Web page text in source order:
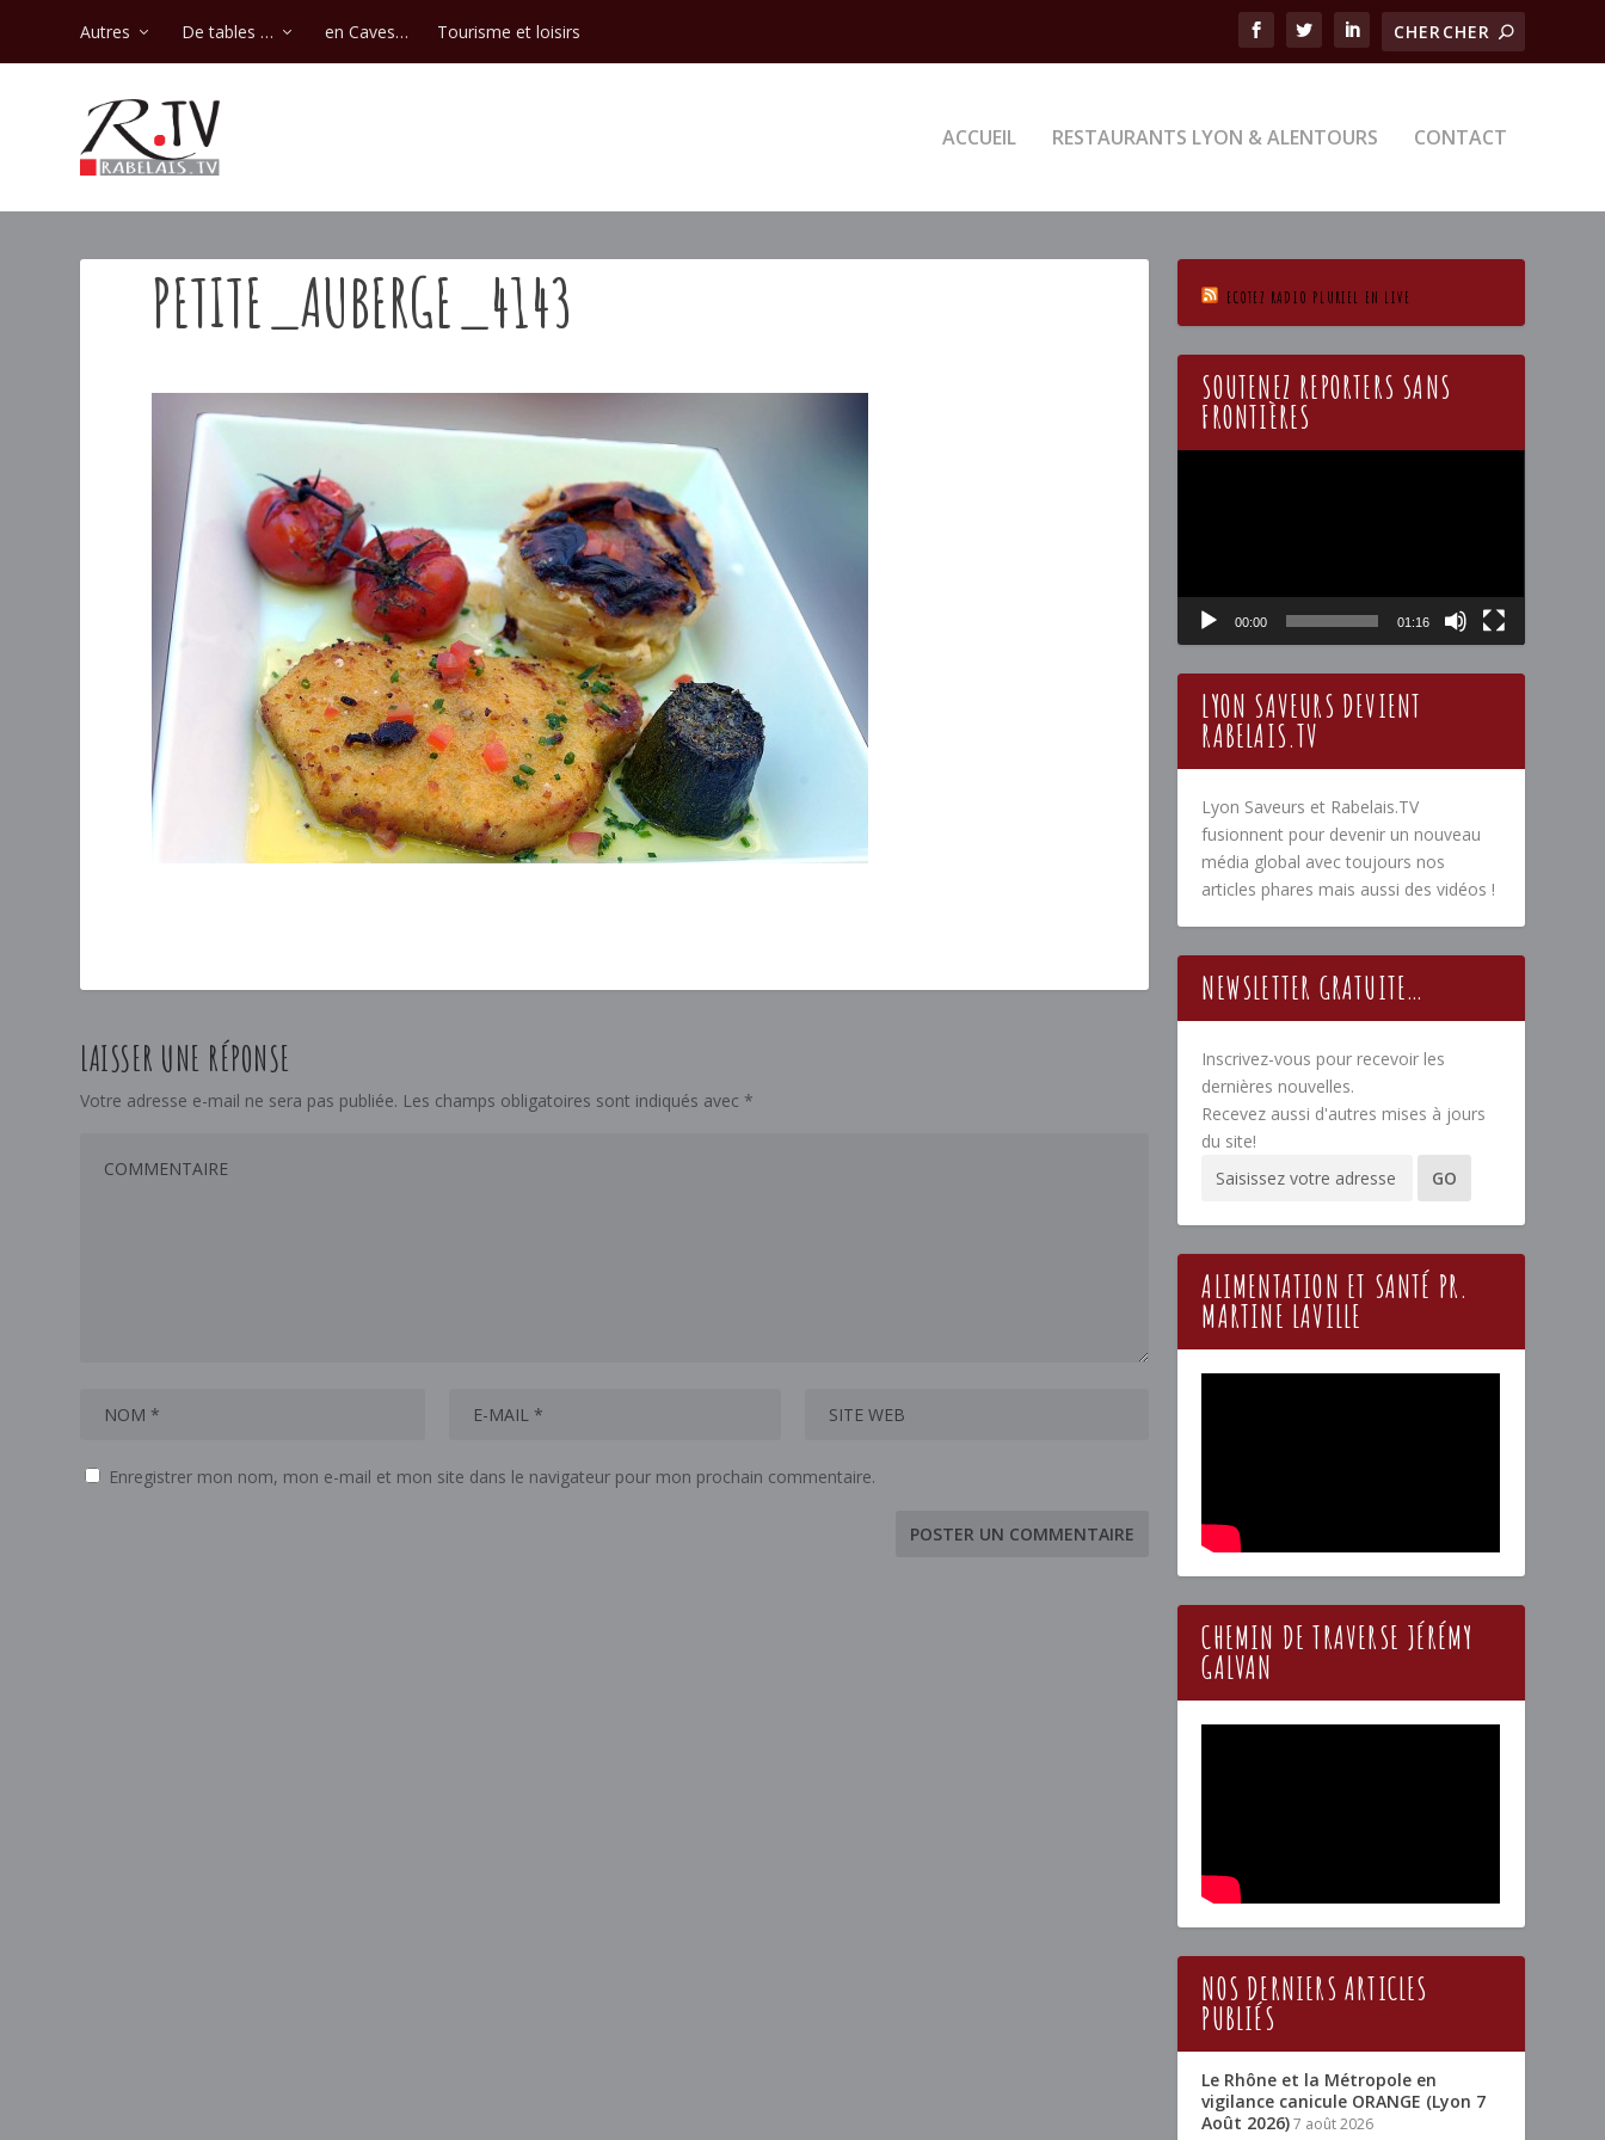
Autres De tables … en Caves… Tourisme et loisirs
ACCUEIL RESTAURANTS LYON & ALENTOURS CONTACT
PETITE_AUBERGE_4143
LAISSER UNE RÉPONSE
Votre adresse e-mail ne sera pas publiée. Les champs obligatoires sont indiqués avec *
Enregistrer mon nom, mon e-mail et mon site dans le navigateur pour mon prochain commentaire.
ECOTEZ RADIO PLURIEL EN LIVE
SOUTENEZ REPORTERS SANS
FRONTIÈRES
00:00 01:16
LYON SAVEURS DEVIENT
RABELAIS.TV
Lyon Saveurs et Rabelais.TV
fusionnent pour devenir un nouveau
média global avec toujours nos
articles phares mais aussi des vidéos !
NEWSLETTER GRATUITE…
Inscrivez-vous pour recevoir les
dernières nouvelles.
Recevez aussi d'autres mises à jours
du site!
ALIMENTATION ET SANTÉ PR.
MARTINE LAVILLE
CHEMIN DE TRAVERSE JÉRÉMY
GALVAN
NOS DERNIERS ARTICLES
PUBLIÉS
Le Rhône et la Métropole en
vigilance canicule ORANGE (Lyon 7
Août 2026)7 août 2026